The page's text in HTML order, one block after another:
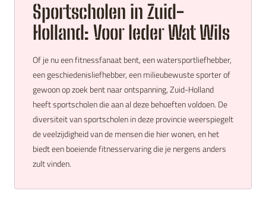
Sportscholen in Zuid-
Holland: Voor Ieder Wat Wils
Of je nu een fitnessfanaat bent, een watersportliefhebber,
een geschiedenisliefhebber, een milieubewuste sporter of
gewoon op zoek bent naar ontspanning, Zuid-Holland
heeft sportscholen die aan al deze behoeften voldoen. De
diversiteit van sportscholen in deze provincie weerspiegelt
de veelzijdigheid van de mensen die hier wonen, en het
biedt een boeiende fitnesservaring die je nergens anders
zult vinden.